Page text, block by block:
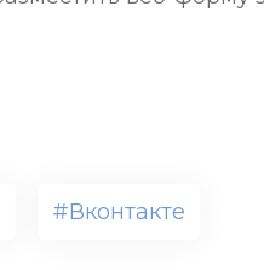
#Вконтакте